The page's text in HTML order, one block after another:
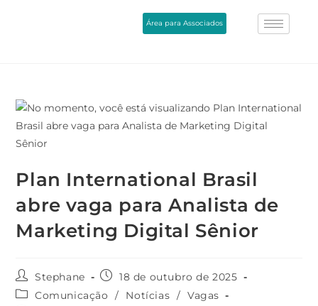
Área para Associados
Plan International Brasil
abre vaga para Analista de
Marketing Digital Sênior
Stephane
18 de outubro de 2025
Comunicação
/ Notícias / Vagas